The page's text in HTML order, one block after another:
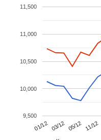
01/12 03/12 05/12 11/12
9,500
10,000
10,500
11,000
11,500